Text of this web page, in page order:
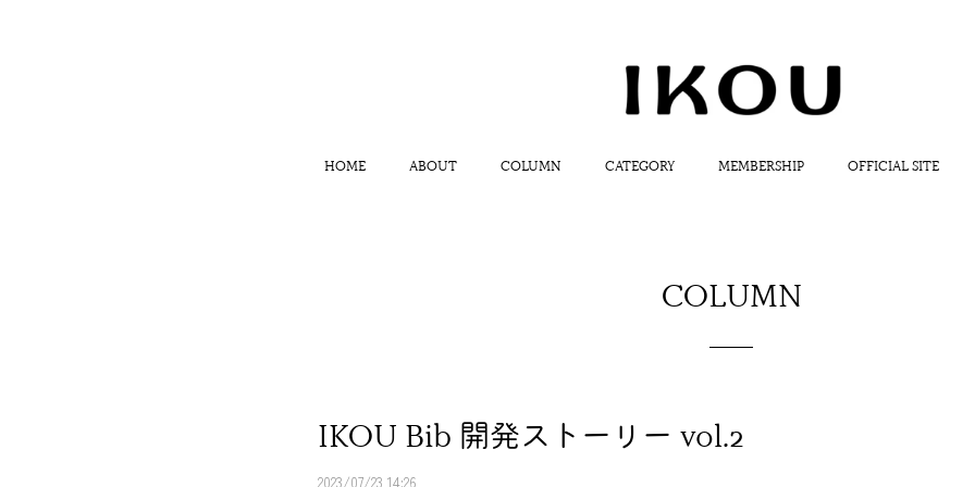
HOME ABOUT COLUMN CATEGORY MEMBERSHIP OFFICIAL SITE
COLUMN
IKOU Bib 開発ストーリー vol.2
2023/07/23 14:26